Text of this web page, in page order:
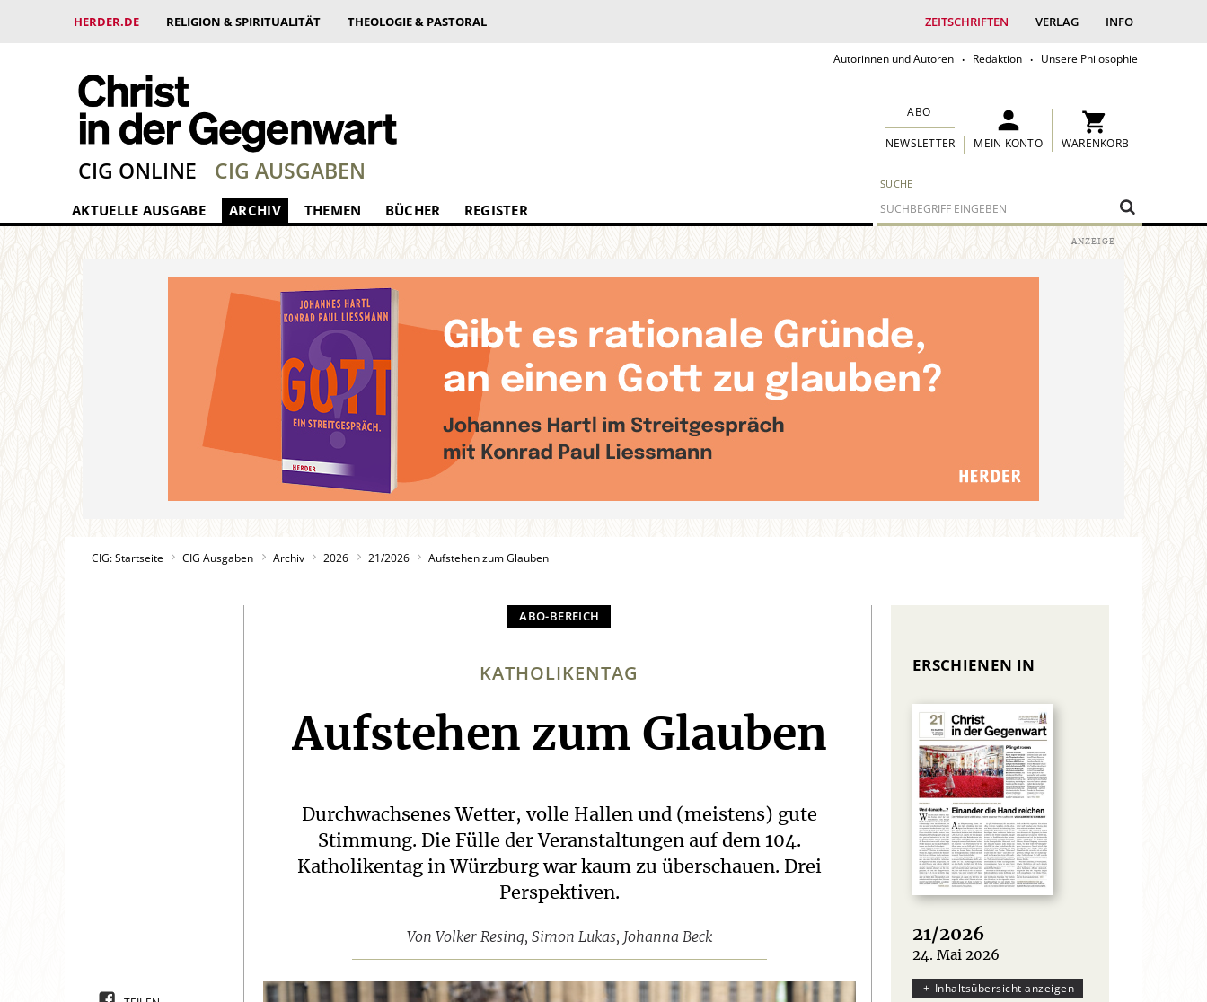
HERDER.DE RELIGION & SPIRITUALITÄT THEOLOGIE & PASTORAL ZEITSCHRIFTEN VERLAG INFO
Autorinnen und Autoren Redaktion Unsere Philosophie
SUCHE
ABO
NEWSLETTER MEIN KONTO WARENKORB
CIG ONLINE CIG AUSGABEN
AKTUELLE AUSGABE ARCHIV THEMEN BÜCHER REGISTER
CIG: Startseite CIG Ausgaben Archiv 2026 21/2026 Aufstehen zum Glauben
KATHOLIKENTAG
:
Aufstehen zum Glauben
Durchwachsenes Wetter, volle Hallen und (meistens) gute
Stimmung. Die Fülle der Veranstaltungen auf dem 104.
Katholikentag in Würzburg war kaum zu überschauen. Drei
Perspektiven.
Von Volker Resing, Simon Lukas, Johanna Beck
ERSCHIENEN IN
21/2026
:
24. Mai 2026
Inhaltsübersicht anzeigen